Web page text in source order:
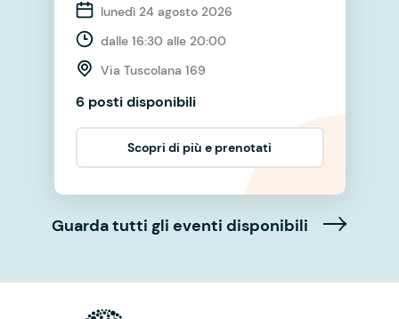
lunedì 24 agosto 2026
dalle 16:30 alle 20:00
Via Tuscolana 169
6 posti disponibili
Scopri di più e prenotati
Guarda tutti gli eventi disponibili